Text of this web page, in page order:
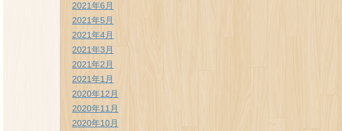
2021年6月
2021年5月
2021年4月
2021年3月
2021年2月
2021年1月
2020年12月
2020年11月
2020年10月